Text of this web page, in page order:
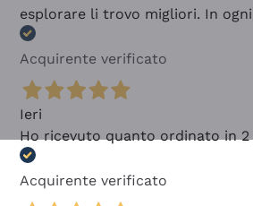
esplorare li trovo migliori. In ogni
Acquirente verificato
Ieri
Ho ricevuto quanto ordinato in 2
Acquirente verificato